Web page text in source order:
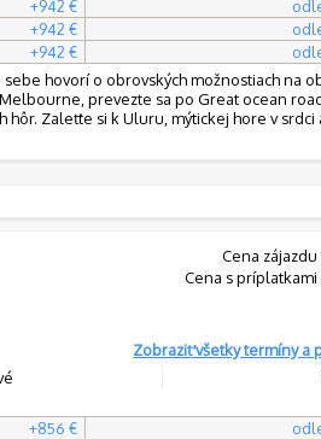
+942 €
+942 €
+942 €
hovorí o obrovských možnostiach na
prevezte sa po Great ocean
Zaleťte si k Uluru, mýtickej hore v srdci
Cena zájazdu
Cena s príplatkami
Zobraziť všetky termíny a
+856 €